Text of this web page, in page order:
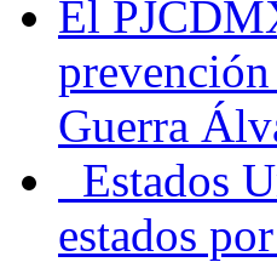
El
Guerra
Estados
estados